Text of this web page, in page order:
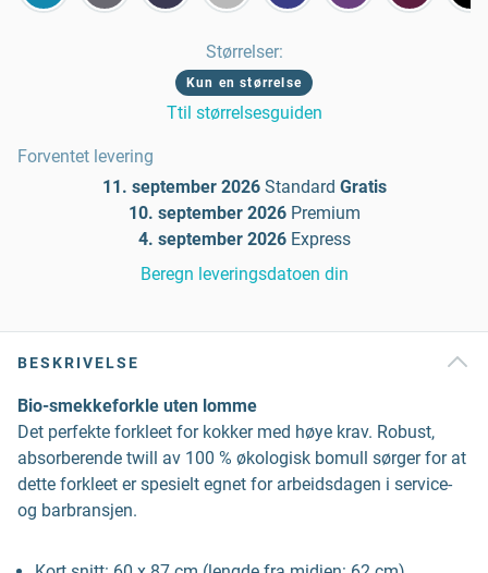
Størrelser:
Kun en størrelse
Ttil størrelsesguiden
Forventet levering
11. september 2026 Standard Gratis
10. september 2026 Premium
4. september 2026 Express
Beregn leveringsdatoen din
BESKRIVELSE
Bio-smekkeforkle uten lomme
Det perfekte forkleet for kokker med høye krav. Robust,
absorberende twill av 100 % økologisk bomull sørger for at
dette forkleet er spesielt egnet for arbeidsdagen i service-
og barbransjen.